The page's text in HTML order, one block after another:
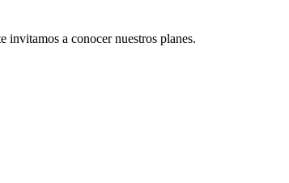
invitamos a conocer nuestros planes.